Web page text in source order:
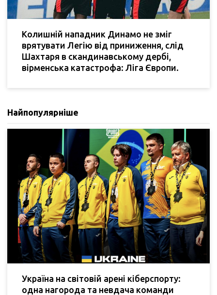
Колишній нападник Динамо не зміг
врятувати Легію від приниження, слід
Шахтаря в скандинавському дербі,
вірменська катастрофа: Ліга Європи.
Найпопулярніше
Україна на світовій арені кіберспорту:
одна нагорода та невдача команди